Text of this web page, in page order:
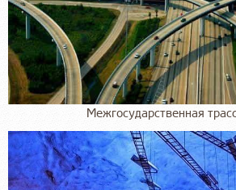
Межгосударственная